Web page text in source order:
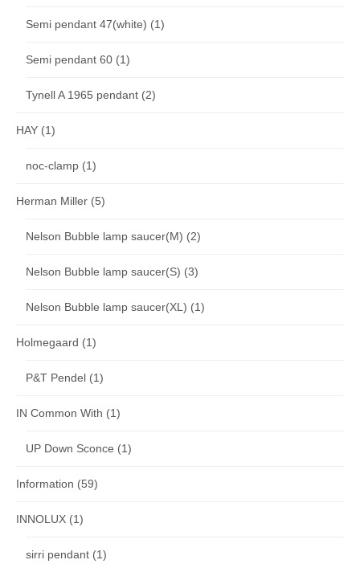
Semi pendant 47(white) (1)
Semi pendant 60 (1)
Tynell A 1965 pendant (2)
HAY (1)
noc-clamp (1)
Herman Miller (5)
Nelson Bubble lamp saucer(M) (2)
Nelson Bubble lamp saucer(S) (3)
Nelson Bubble lamp saucer(XL) (1)
Holmegaard (1)
P&T Pendel (1)
IN Common With (1)
UP Down Sconce (1)
Information (59)
INNOLUX (1)
sirri pendant (1)